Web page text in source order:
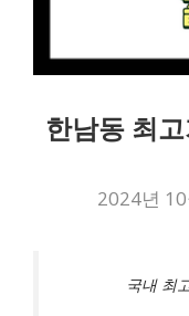
한남동 최
2024년
국내 최